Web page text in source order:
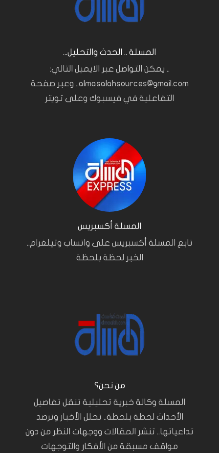
المسلة .. الحدث والتحليل...
.. يمكن التواصل عبر الايميل التالي:
almasalahsources@gmail.com.. وعبر صفحة
التفاعلية في فيسبوك وعلى تويتر
المسلة أكسبريس
تابع المسلة أكسبريس على واتساب وتيلغرام..
الخبر لحظة بلحظة
من نحن؟
المسلة وكالة خبرية تحليلية تنقل تفاصيل
الأحداث لحظة بلحظة.. تحلل الأخبار وترصد
تداعياتها.. تنشر المقالات ووجهات النظر من دون
مواقف مسبقة من الأفكار والتوجهات